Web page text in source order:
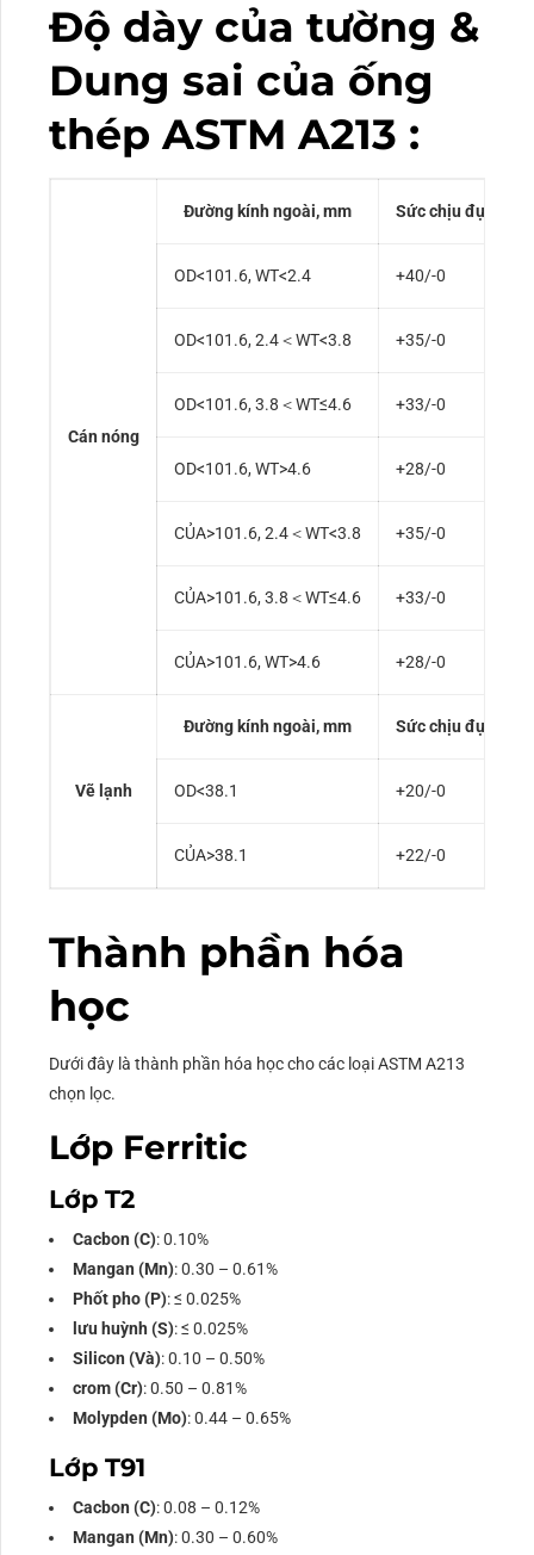
Độ dày của tường &
Dung sai của ống
thép ASTM A213 :
Cán nóng
Đường kính ngoài, mm Sức chịu đựng, %
OD<101.6, WT<2.4 +40/-0
OD<101.6, 2.4＜WT<3.8 +35/-0
OD<101.6, 3.8＜WT≤4.6 +33/-0
OD<101.6, WT>4.6 +28/-0
CỦA>101.6, 2.4＜WT<3.8 +35/-0
CỦA>101.6, 3.8＜WT≤4.6 +33/-0
CỦA>101.6, WT>4.6 +28/-0
Vẽ lạnh
Đường kính ngoài, mm Sức chịu đựng, %
OD<38.1 +20/-0
CỦA>38.1 +22/-0
Thành phần hóa
học
Dưới đây là thành phần hóa học cho các loại ASTM A213
chọn lọc.
Lớp Ferritic
Lớp T2
Cacbon (C): 0.10%
Mangan (Mn): 0.30 – 0.61%
Phốt pho (P): ≤ 0.025%
lưu huỳnh (S): ≤ 0.025%
Silicon (Và): 0.10 – 0.50%
crom (Cr): 0.50 – 0.81%
Molypden (Mo): 0.44 – 0.65%
Lớp T91
Cacbon (C): 0.08 – 0.12%
Mangan (Mn): 0.30 – 0.60%